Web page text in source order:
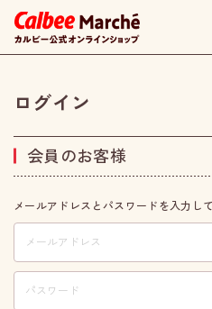
ログイン
会員のお客様
メールアドレスとパスワードを入力し